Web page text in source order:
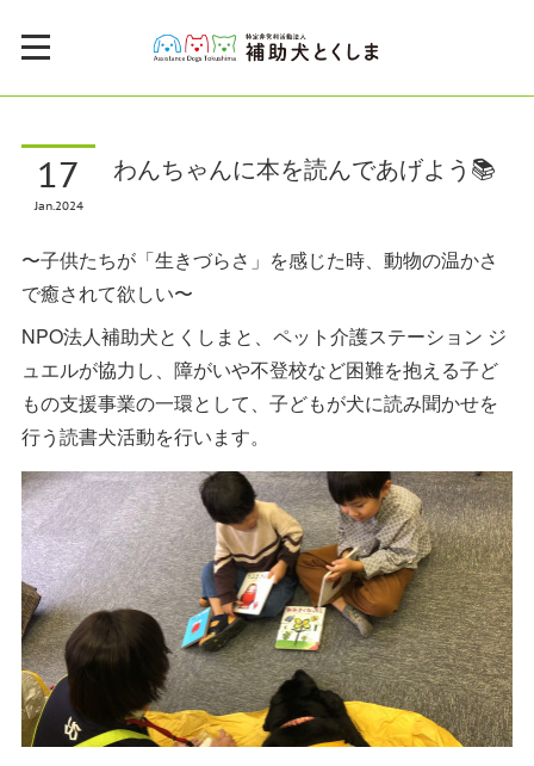
17
Jan2024
わんちゃんに本を読んであげよう📚
〜子供たちが「生きづらさ」を感じた時、動物の温かさ
で癒されて欲しい〜
NPO法人補助犬とくしまと、ペット介護ステーション ジ
ュエルが協力し、障がいや不登校など困難を抱える子ど
もの支援事業の一環として、子どもが犬に読み聞かせを
行う読書犬活動を行います。